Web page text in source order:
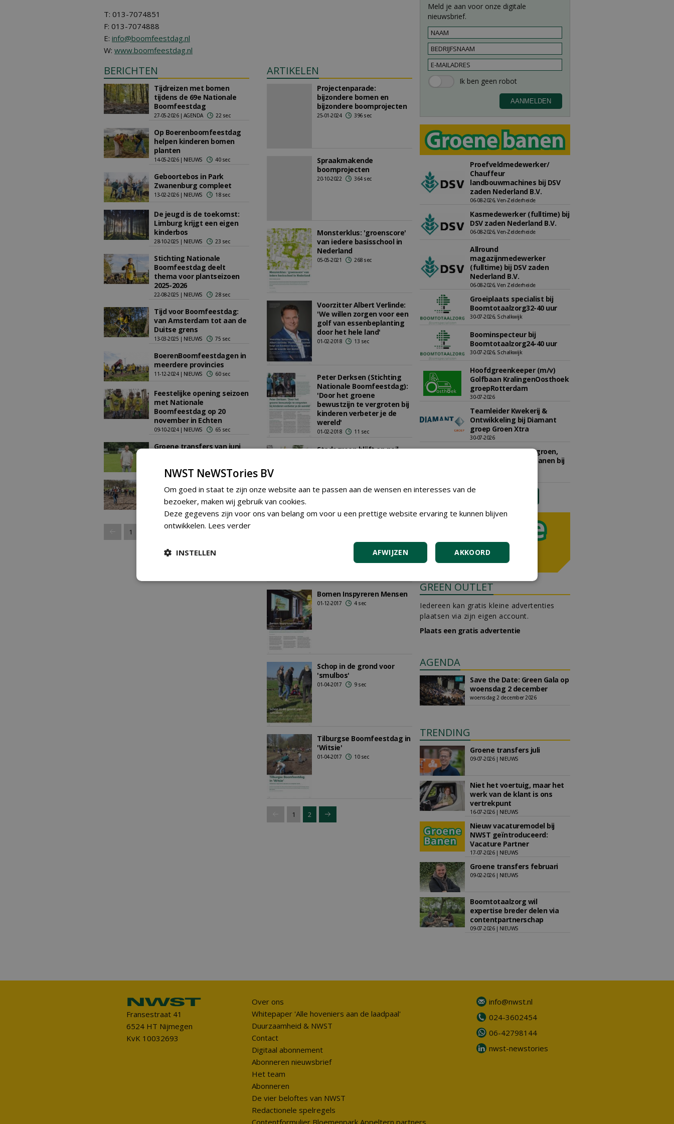
T: 013-7074851
F: 013-7074888
E: info@boomfeestdag.nl
W: www.boomfeestdag.nl
BERICHTEN
Tijdreizen met bomen
tijdens de 69e Nationale
Boomfeestdag
27-05-2026 | AGENDA 22 sec
Op Boerenboomfeestdag
helpen kinderen bomen
planten
14-05-2026 | NIEUWS 40 sec
Geboortebos in Park
Zwanenburg compleet
13-02-2026 | NIEUWS 18 sec
De jeugd is de toekomst:
Limburg krijgt een eigen
kinderbos
28-10-2025 | NIEUWS 23 sec
Stichting Nationale
Boomfeestdag deelt
thema voor plantseizoen
2025-2026
22-08-2025 | NIEUWS 28 sec
Tijd voor Boomfeestdag:
van Amsterdam tot aan de
Duitse grens
13-03-2025 | NIEUWS 75 sec
BoerenBoomfeestdagen in
meerdere provincies
11-12-2024 | NIEUWS 60 sec
Feestelijke opening seizoen
met Nationale
Boomfeestdag op 20
november in Echten
09-10-2024 | NIEUWS 65 sec
Groene transfers van juni
viering Nationale
Boomfeestdag Zundert
14-03-2024 | NIEUWS 91 sec
1
ARTIKELEN
Projectenparade:
bijzondere bomen en
bijzondere boomprojecten
25-01-2024 396 sec
Spraakmakende
boomprojecten
20-10-2022 364 sec
Monsterklus: 'groenscore'
van iedere basisschool in
Nederland
05-05-2021 268 sec
Voorzitter Albert Verlinde:
'We willen zorgen voor een
golf van essenbeplanting
door het hele land'
01-02-2018 13 sec
Peter Derksen (Stichting
Nationale Boomfeestdag):
'Door het groene
bewustzijn te vergroten bij
kinderen verbeter je de
wereld'
01-02-2018 11 sec
Stadsgroen blijft op peil
Bomen Inspyreren Mensen
Bomen Inspyreren Mensen
01-12-2017 4 sec
Schop in de grond voor
'smulbos'
01-04-2017 9 sec
Tilburgse Boomfeestdag in
'Witsie'
01-04-2017 10 sec
1 2
Meld je aan voor onze digitale
nieuwsbrief.
Proefveldmedewerker/
Chauffeur
landbouwmachines bij DSV
zaden Nederland B.V.
06-08-2026, Ven-Zelderheide
Kasmedewerker (fulltime) bij
DSV zaden Nederland B.V.
06-08-2026, Ven-Zelderheide
Allround
magazijnmedewerker
(fulltime) bij DSV zaden
Nederland B.V.
06-08-2026, Ven Zelderheide
Groeiplaats specialist bij
Boomtotaalzorg32-40 uur
30-07-2026, Schalkwijk
Boominspecteur bij
Boomtotaalzorg24-40 uur
30-07-2026, Schalkwijk
Hoofdgreenkeeper (m/v)
Golfbaan KralingenOosthoek
groepRotterdam
30-07-2026
Teamleider Kwekerij &
Ontwikkeling bij Diamant
groep Groen Xtra
30-07-2026
Adviseur openbaar groen,
sportvelden & golfbanen bij
GREEN OUTLET
Iedereen kan gratis kleine advertenties
plaatsen via zijn eigen account.
Plaats een gratis advertentie
AGENDA
Save the Date: Green Gala op
woensdag 2 december
woensdag 2 december 2026
TRENDING
Groene transfers juli
09-07-2026 | NIEUWS
Niet het voertuig, maar het
werk van de klant is ons
vertrekpunt
16-07-2026 | NIEUWS
Nieuw vacaturemodel bij
NWST geïntroduceerd:
Vacature Partner
17-07-2026 | NIEUWS
Groene transfers februari
09-02-2026 | NIEUWS
Boomtotaalzorg wil
expertise breder delen via
contentpartnerschap
09-07-2026 | NIEUWS
Fransestraat 41
6524 HT Nijmegen
KvK 10032693
Over ons
Whitepaper 'Alle hoveniers aan de laadpaal'
Duurzaamheid & NWST
Contact
Digitaal abonnement
Abonneren nieuwsbrief
Het team
Abonneren
De vier beloftes van NWST
Redactionele spelregels
Contentformulier Bloemenpark Appeltern partners
info@nwst.nl
024-3602454
06-42798144
nwst-newstories
NWST NeWSTories BV
Om goed in staat te zijn onze website aan te passen aan de wensen en interesses van de
bezoeker, maken wij gebruik van cookies.
Deze gegevens zijn voor ons van belang om voor u een prettige website ervaring te kunnen blijven
ontwikkelen. Lees verder
AKKOORD
AFWIJZEN
INSTELLEN